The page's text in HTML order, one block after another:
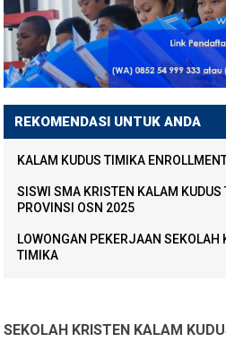
REKOMENDASI UNTUK ANDA
KALAM KUDUS TIMIKA
SISWI SMA KRISTEN KALAM
PROVINSI OSN 2025
LOWONGAN PEKERJAAN SEKOLAH
TIMIKA
SEKOLAH KRISTEN KALAM